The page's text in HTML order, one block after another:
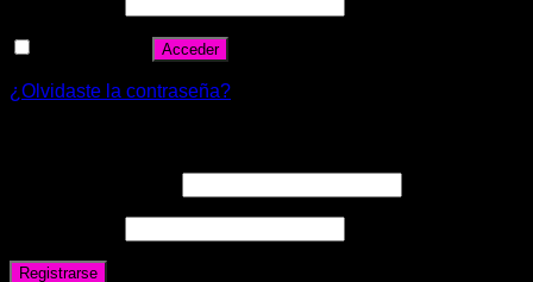
Acceder
¿Olvidaste la contraseña?
Registrarse